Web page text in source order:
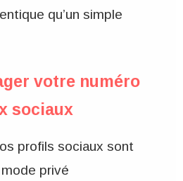
qu’un simple
votre numéro
sociaux
profils sociaux sont
privé